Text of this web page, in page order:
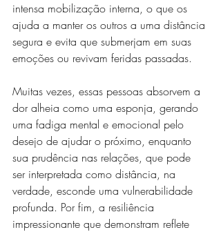
intensa mobilização interna, o que os
ajuda a manter os outros a uma distância
segura e evita que submerjam em suas
emoções ou revivam feridas passadas.
Muitas vezes, essas pessoas absorvem a
dor alheia como uma esponja, gerando
uma fadiga mental e emocional pelo
desejo de ajudar o próximo, enquanto
sua prudência nas relações, que pode
ser interpretada como distância, na
verdade, esconde uma vulnerabilidade
profunda. Por fim, a resiliência
impressionante que demonstram reflete